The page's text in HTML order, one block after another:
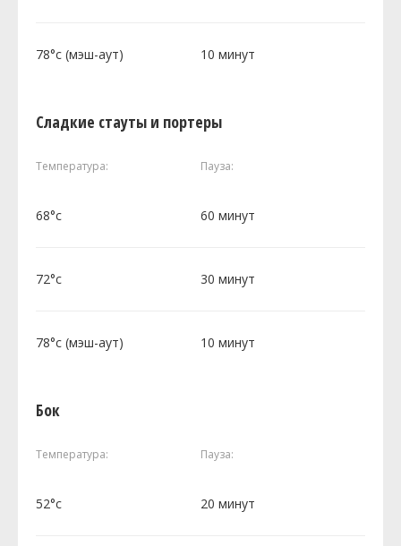
78°c (мэш-аут) 10 минут
Сладкие стауты и портеры
Температура: Пауза:
68°c 60 минут
72°c 30 минут
78°c (мэш-аут) 10 минут
Бок
Температура: Пауза:
52°c 20 минут